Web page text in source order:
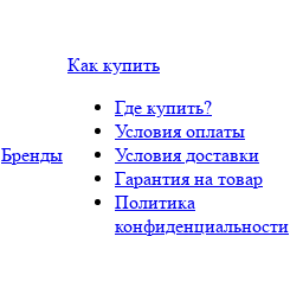
Бренды
Как купить
Где купить?
Условия оплаты
Условия доставки
Гарантия на товар
Политика
конфиденциальности